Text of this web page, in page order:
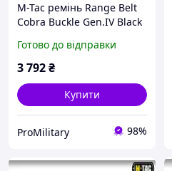
M-Tac ремінь Range Belt
Cobra Buckle Gen.IV Black
Готово до відправки
3 792₴
Купити
ProMilitary 98%